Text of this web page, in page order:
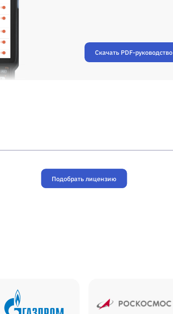
Скачать PDF-руководство
Подобрать лицензию